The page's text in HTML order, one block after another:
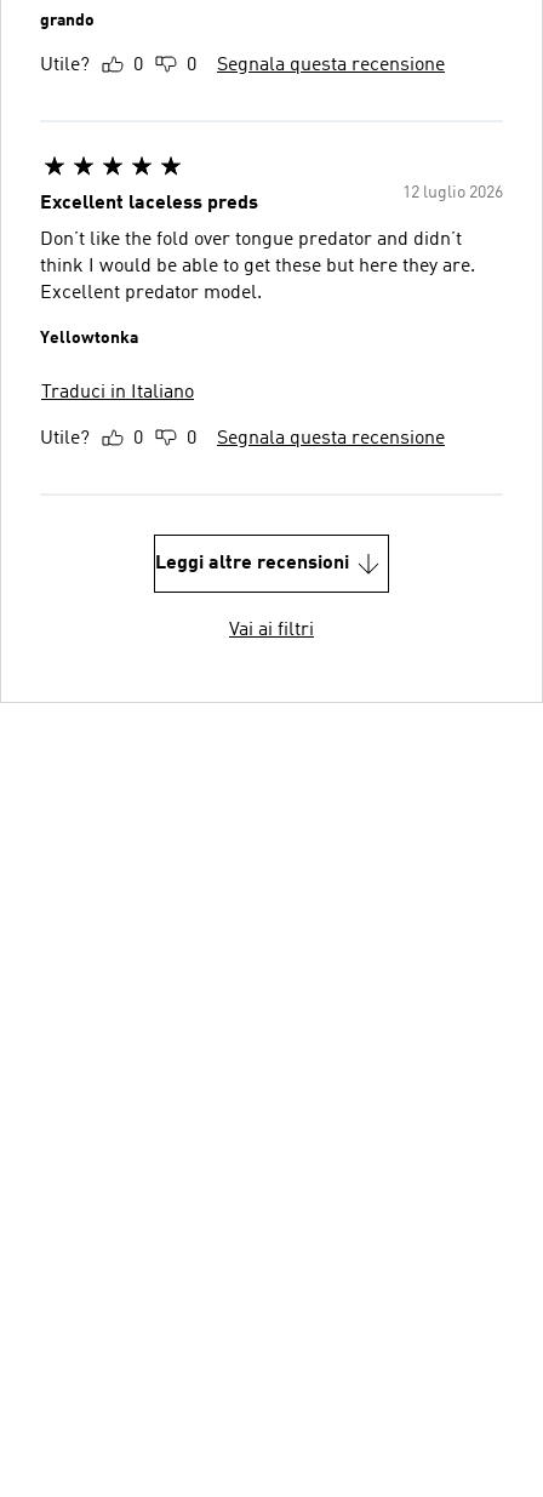
grando
Utile? 0 0 Segnala questa recensione
12 luglio 2026
Excellent laceless preds
Don’t like the fold over tongue predator and didn’t
think I would be able to get these but here they are.
Excellent predator model.
Yellowtonka
Traduci in Italiano
Utile? 0 0 Segnala questa recensione
Leggi altre recensioni
Vai ai filtri